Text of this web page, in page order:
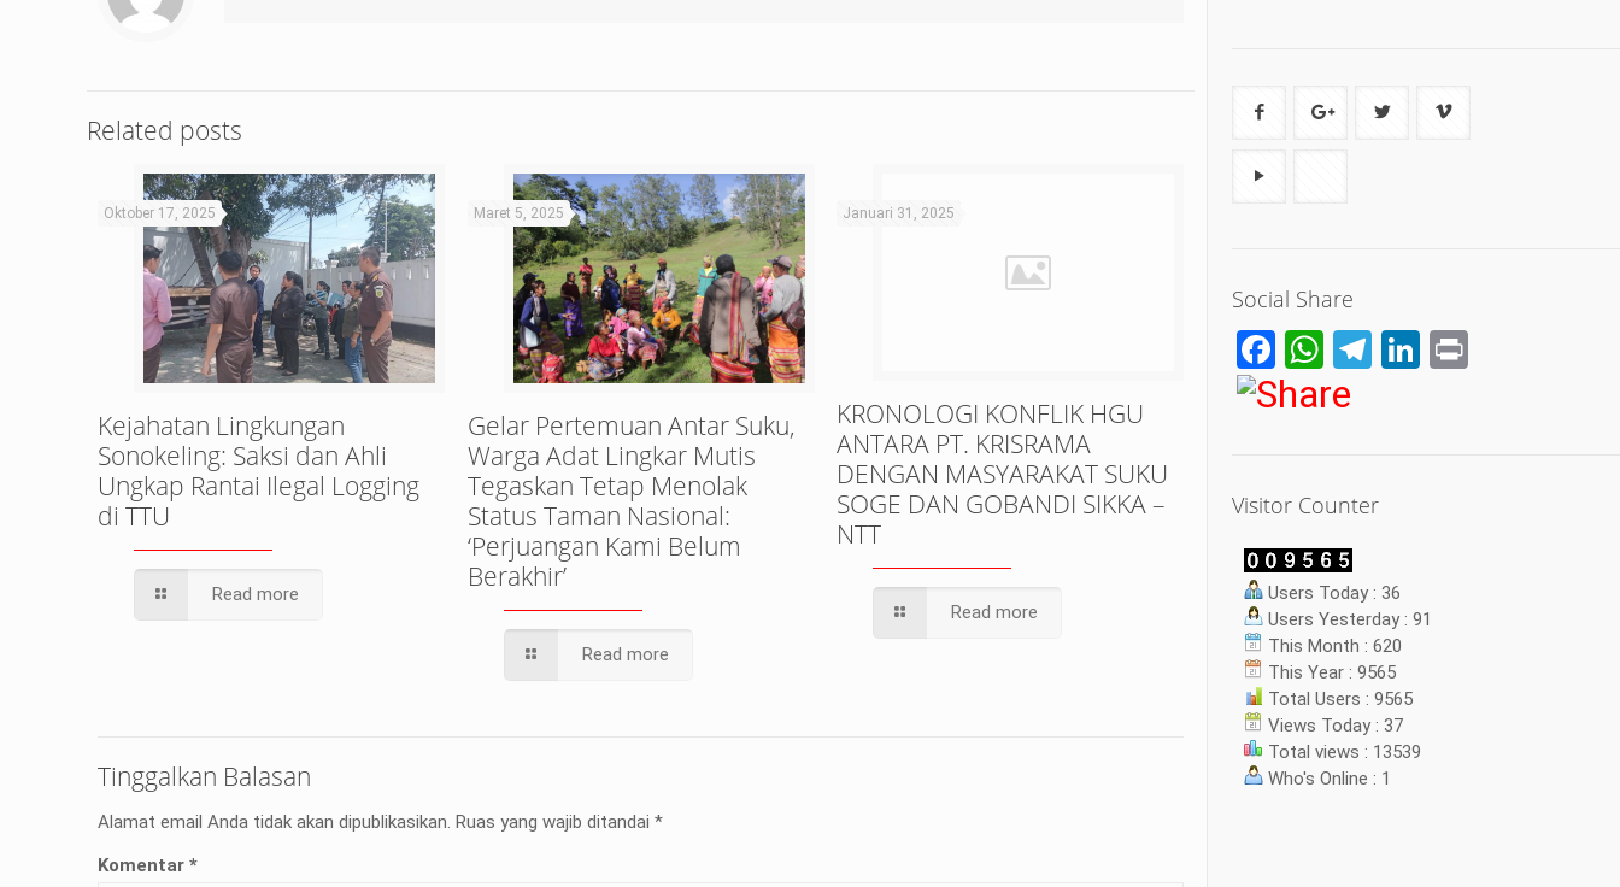
Related posts
Oktober 17, 2025
Kejahatan Lingkungan
Sonokeling: Saksi dan Ahli
Ungkap Rantai Ilegal Logging
di TTU
Read more
Maret 5, 2025
Gelar Pertemuan Antar Suku,
Warga Adat Lingkar Mutis
Tegaskan Tetap Menolak
Status Taman Nasional:
‘Perjuangan Kami Belum
Berakhir’
Read more
Januari 31, 2025
KRONOLOGI KONFLIK HGU
ANTARA PT. KRISRAMA
DENGAN MASYARAKAT SUKU
SOGE DAN GOBANDI SIKKA –
NTT
Read more
Tinggalkan Balasan
Alamat email Anda tidak akan dipublikasikan. Ruas yang wajib ditandai*
Komentar*
Social Share
Facebook
WhatsApp
Telegram
LinkedIn
Visitor Counter
Users Today : 36
Users Yesterday : 91
This Month : 620
This Year : 9565
Total Users : 9565
Views Today : 37
Total views : 13539
Who's Online : 1